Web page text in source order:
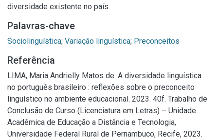
diversidade existente no país.
Palavras-chave
Sociolinguística; Variação linguística; Preconceitos
Referência
LIMA, Maria Andrielly Matos de. A diversidade linguística
no português brasileiro : reflexões sobre o preconceito
linguístico no ambiente educacional. 2023. 40f. Trabalho de
Conclusão de Curso (Licenciatura em Letras) – Unidade
Acadêmica de Educação a Distância e Tecnologia,
Universidade Federal Rural de Pernambuco, Recife, 2023.